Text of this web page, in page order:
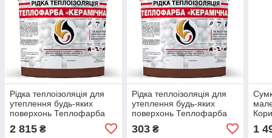
Рідка теплоізоляція для
утеплення будь-яких
поверхонь Теплофарба
10л
2 815 ₴
Рідка теплоізоляція для
утеплення будь-яких
поверхонь Теплофарба
Керамічна КОРИЧНЕВА 1л
303₴ 1